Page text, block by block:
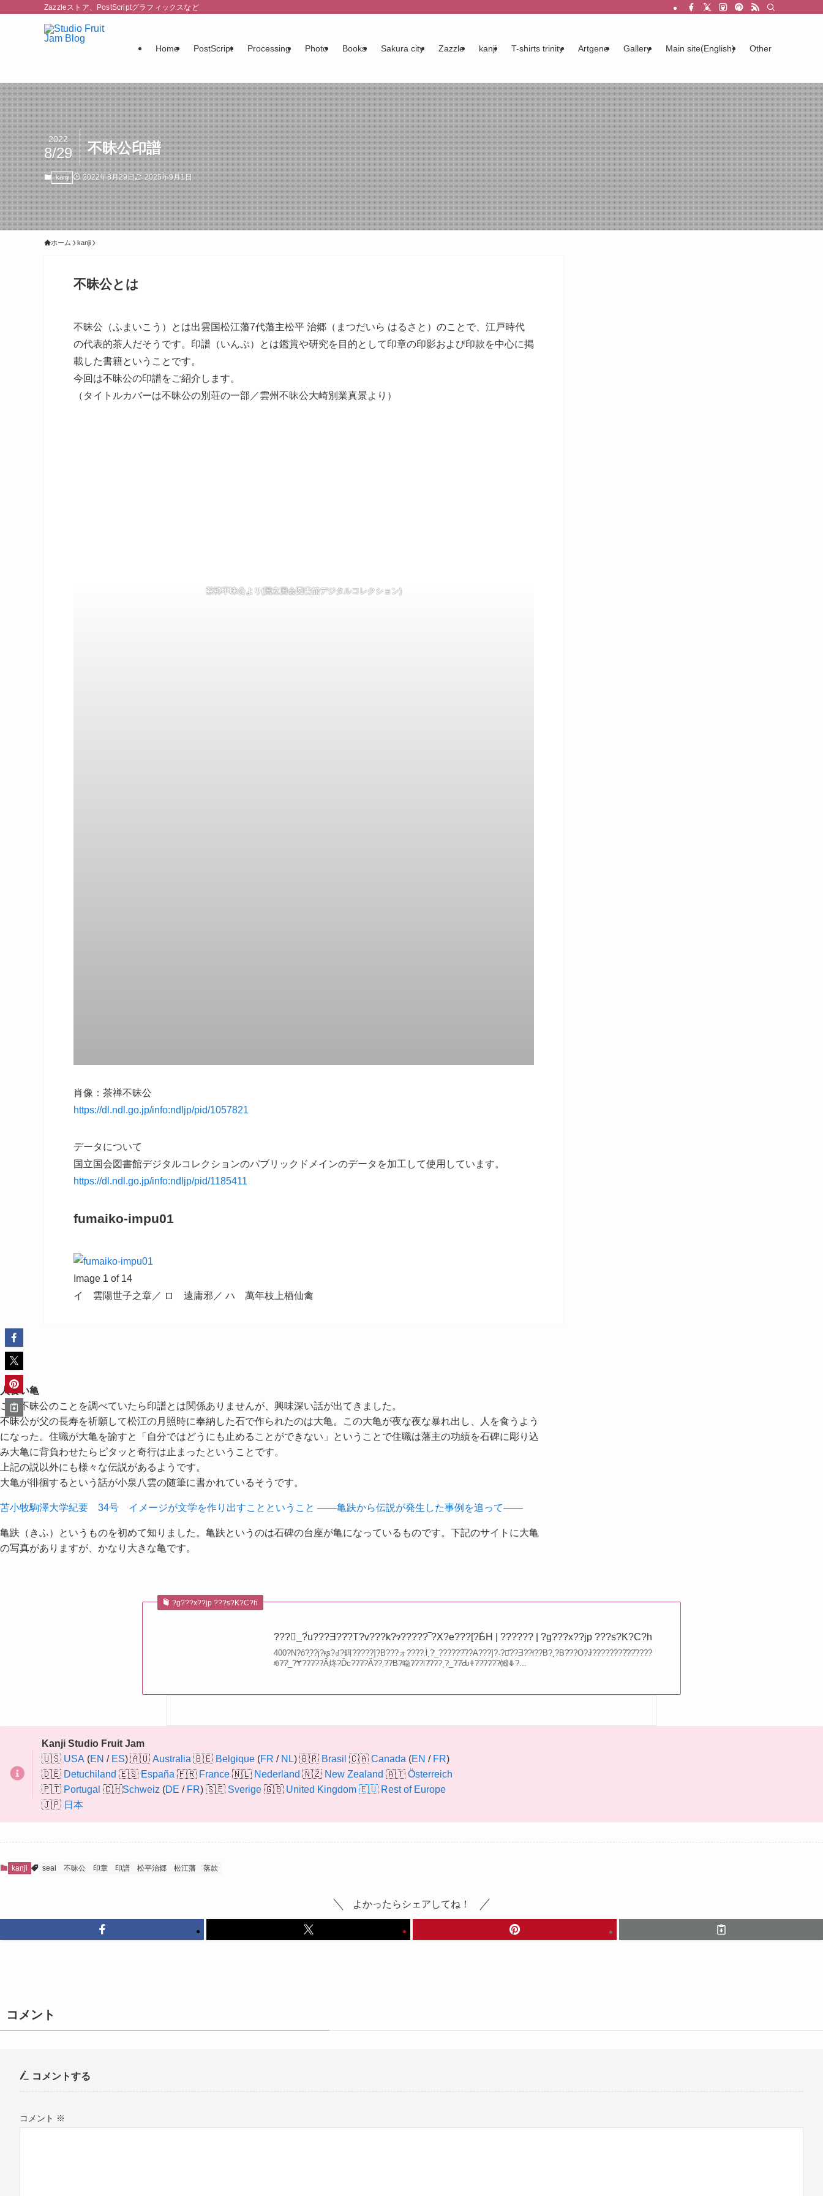
Zazzleストア、PostScriptグラフィックスなど
Home PostScript Processing Photo Books Sakura city Zazzle kanji T-shirts trinity Artgene Gallery Main site(English) Other
不昧公印譜
2022
8/29
kanji 2022年8月29日 2025年9月1日
ホーム kanji
不昧公とは
不昧公（ふまいこう）とは出雲国松江藩7代藩主松平 治郷（まつだいら はるさと）のことで、江戸時代
の代表的茶人だそうです。印譜（いんぷ）とは鑑賞や研究を目的として印章の印影および印款を中心に掲
載した書籍ということです。
今回は不昧公の印譜をご紹介します。
（タイトルカバーは不昧公の別荘の一部／雲州不昧公大崎別業真景より）
茶禅不昧公より(国立国会図書館デジタルコレクション)
肖像：茶禅不昧公
https://dl.ndl.go.jp/info:ndljp/pid/1057821
データについて
国立国会図書館デジタルコレクションのパブリックドメインのデータを加工して使用しています。
https://dl.ndl.go.jp/info:ndljp/pid/1185411
fumaiko-impu01
Image 1 of 14
イ 雲陽世子之章／ ロ 遠庸邪／ ハ 萬年枝上栖仙禽
人食い亀
この不昧公のことを調べていたら印譜とは関係ありませんが、興味深い話が出てきました。
不昧公が父の長寿を祈願して松江の月照時に奉納した石で作られたのは大亀。この大亀が夜な夜な暴れ出し、人を食うよう
になった。住職が大亀を諭すと「自分ではどうにも止めることができない」ということで住職は藩主の功績を石碑に彫り込
み大亀に背負わせたらピタッと奇行は止まったということです。
上記の説以外にも様々な伝説があるようです。
大亀が徘徊するという話が小泉八雲の随筆に書かれているそうです。
苫小牧駒澤大学紀要 34号 イメージが文学を作り出すことということ ――亀趺から伝説が発生した事例を追って――
亀趺（きふ）というものを初めて知りました。亀趺というのは石碑の台座が亀になっているものです。下記のサイトに大亀
の写真がありますが、かなり大きな亀です。
?g???x??jp ???s?K?C?h
???򔪉_?́u???Ǝ??̑?T?v???k?ɂ?????‾?X?e???[?Ƃ́H | ?????? | ?g???x??jp ???s?K?C?h
400?N?ȏ?̗??j?ɍʂ?ꂽ?鉺?????]?B???ォ????܂ł̔ˎ?̕_??????̂??A???]?˕?񎛂̌??Ǝ??ł??B?ˎ?B?̐??O?Ɉ????????̂??̂????
ꂼ??̕_?Ɏ?????Â炵?Ďc????Ă??܂??B?喼???l?̎???ˎ?_??̂Ԃǂ??̒????⒃⤋?...
Kanji Studio Fruit Jam
🇺🇸 USA (EN / ES) 🇦🇺 Australia 🇧🇪 Belgique (FR / NL) 🇧🇷 Brasil 🇨🇦 Canada (EN / FR)
🇩🇪 Detuchiland 🇪🇸 España 🇫🇷 France 🇳🇱 Nederland 🇳🇿 New Zealand 🇦🇹 Österreich
🇵🇹 Portugal 🇨🇭Schweiz (DE / FR) 🇸🇪 Sverige 🇬🇧 United Kingdom 🇪🇺 Rest of Europe
🇯🇵 日本
kanji seal 不昧公 印章 印譜 松平治郷 松江藩 落款
よかったらシェアしてね！
コメント
コメントする
コメント ※